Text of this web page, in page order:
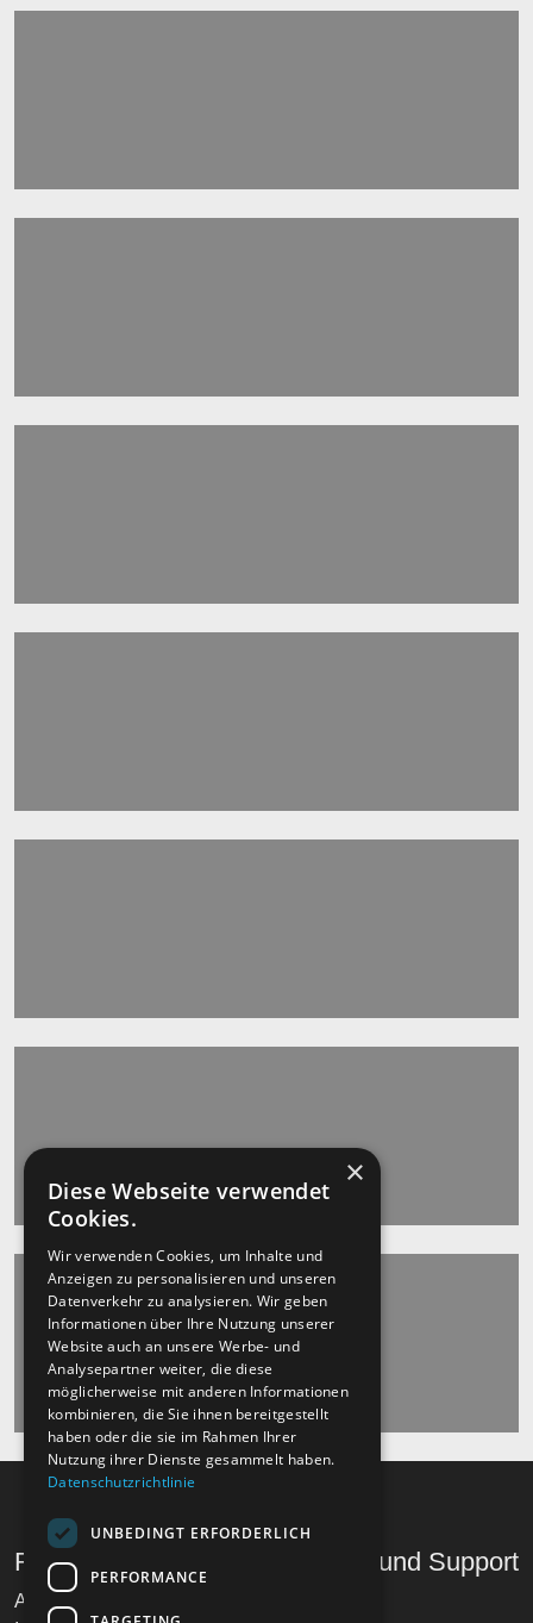
Recht und Ordnung
AGB
Hilfe und Support
×
Diese Webseite verwendet
Cookies.
Wir verwenden Cookies, um Inhalte und
Anzeigen zu personalisieren und unseren
Datenverkehr zu analysieren. Wir geben
Informationen über Ihre Nutzung unserer
Website auch an unsere Werbe- und
Analysepartner weiter, die diese
möglicherweise mit anderen Informationen
kombinieren, die Sie ihnen bereitgestellt
haben oder die sie im Rahmen Ihrer
Nutzung ihrer Dienste gesammelt haben.
Datenschutzrichtlinie
UNBEDINGT ERFORDERLICH
PERFORMANCE